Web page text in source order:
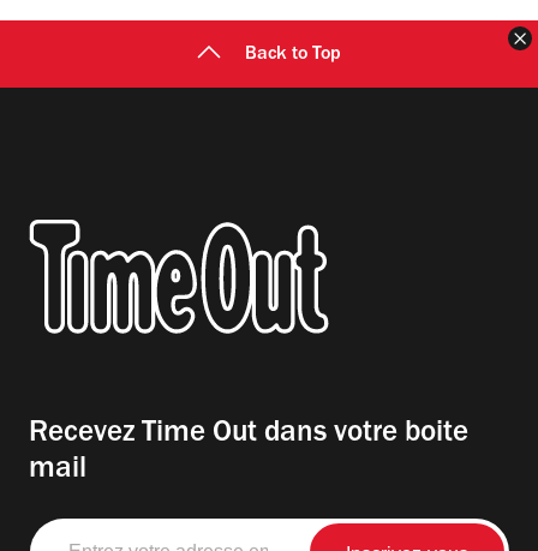
Back to Top
Recevez Time Out dans votre boite
mail
Entrez